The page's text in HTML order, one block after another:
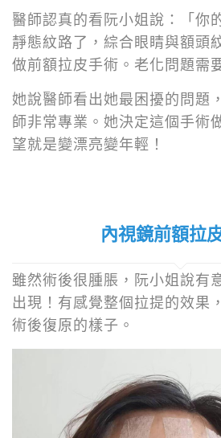
醫師認真的看阮小姐說：「你
靜態紋路了，綜合眼睛與額頭
做前額拉皮手術。老化問題需
她說醫師看出她最困擾的問題
師非常專業。她決定這個手術
望就是變漂亮變年輕！
內視鏡前額拉
雖然術後很腫脹，阮小姐說有
出現！有感覺整個拉提的效果
術後復原的樣子。